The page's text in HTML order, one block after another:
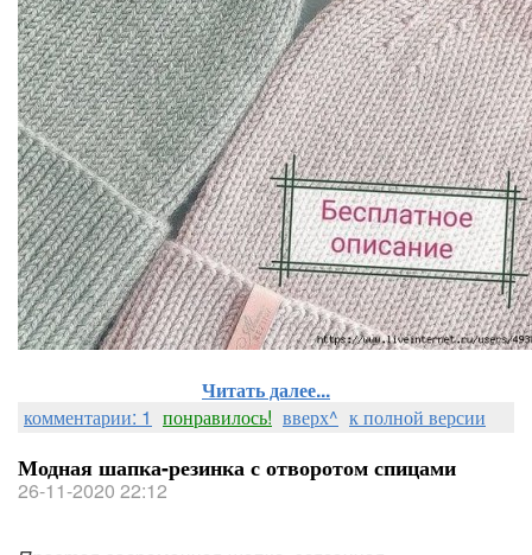
Читать далее...
комментарии: 1 понравилось! вверх^ к полной версии
Модная шапка-резинка с отворотом спицами
26-11-2020 22:12